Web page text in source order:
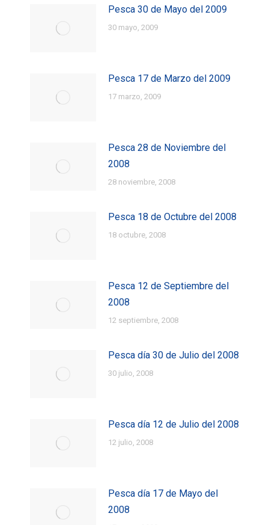
Pesca 30 de Mayo del 2009
30 mayo, 2009
Pesca 17 de Marzo del 2009
17 marzo, 2009
Pesca 28 de Noviembre del
2008
28 noviembre, 2008
Pesca 18 de Octubre del 2008
18 octubre, 2008
Pesca 12 de Septiembre del
2008
12 septiembre, 2008
Pesca día 30 de Julio del 2008
30 julio, 2008
Pesca día 12 de Julio del 2008
12 julio, 2008
Pesca día 17 de Mayo del
2008